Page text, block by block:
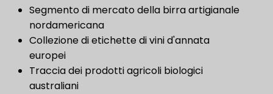
Segmento di mercato della birra artigianale
nordamericana
Collezione di etichette di vini d'annata
europei
Traccia dei prodotti agricoli biologici
australiani